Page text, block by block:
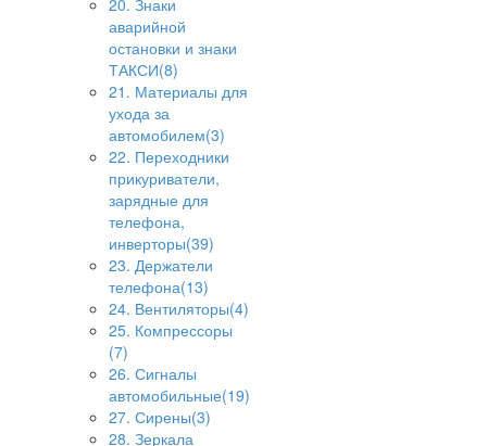
20. Знаки
аварийной
остановки и знаки
ТАКСИ(8)
21. Материалы для
ухода за
автомобилем(3)
22. Переходники
прикуриватели,
зарядные для
телефона,
инверторы(39)
23. Держатели
телефона(13)
24. Вентиляторы(4)
25. Компрессоры
(7)
26. Сигналы
автомобильные(19)
27. Сирены(3)
28. Зеркала